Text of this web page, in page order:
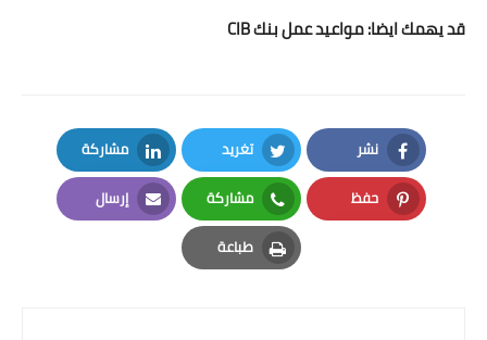
قد يهمك ايضا:مواعيد عمل بنك CIB
نشر
Facebook
تغريد
Twitter
مشاركة
LinkedIn
حفظ
Pinterest
مشاركة
Whatsapp
إرسال
Email
طباعة
Print